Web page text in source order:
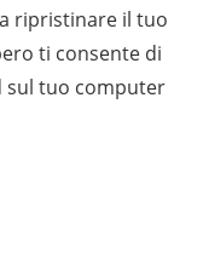
ripristinare il tuo
ti consente di
sul tuo computer